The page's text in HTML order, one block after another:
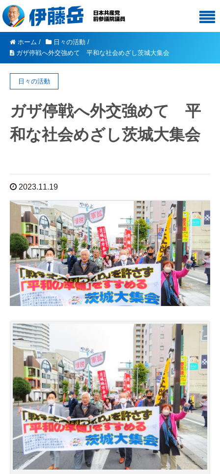
ホーム / 日々の活動 /
ガザ停戦へ外交強めて 平和な社会めざし茨城大集会
日々の活動
ガザ停戦へ外交強めて 平
和な社会めざし茨城大集会
2023.11.19